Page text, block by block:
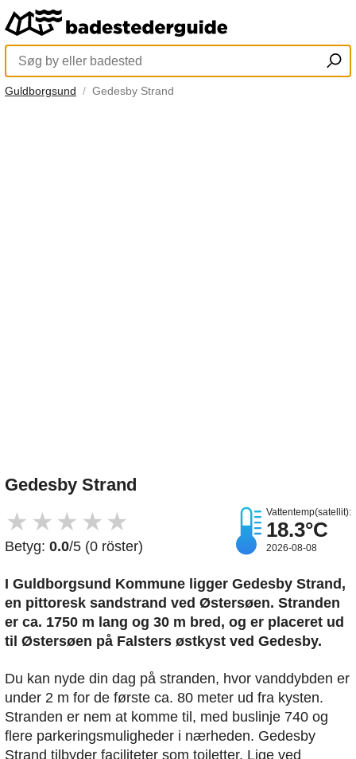
Guldborgsund Gedesby Strand
Gedesby Strand
★ ★ ★ ★ ★
Betyg: 0.0/5 (0 röster)
Vattentemp(satellit):
18.3°C
2026-08-08
I Guldborgsund Kommune ligger Gedesby Strand,
en pittoresk sandstrand ved Østersøen. Stranden
er ca. 1750 m lang og 30 m bred, og er placeret ud
til Østersøen på Falsters østkyst ved Gedesby.
Du kan nyde din dag på stranden, hvor vanddybden er
under 2 m for de første ca. 80 meter ud fra kysten.
Stranden er nem at komme til, med buslinje 740 og
flere parkeringsmuligheder i nærheden. Gedesby
Strand tilbyder faciliteter som toiletter. Lige ved